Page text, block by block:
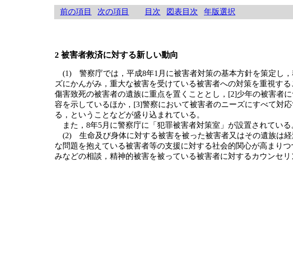
前の項目 次の項目 目次 図表目次 年版選択
2 被害者救済に対する新しい動向
(1) 警察庁では，平成8年1月に被害者対策の基本方針を策定し
ズにかんがみ，重大な被害を受けている被害者への対策を重視す
傷害致死の被害者の遺族に重点を置くこととし，[2]少年の被害者
容を示しているほか，[3]警察において被害者のニーズにすべて対
る，ということなどが盛り込まれている。
また，8年5月に警察庁に「犯罪被害者対策室」が設置されている
(2) 生命及び身体に対する被害を被った被害者又はその遺族は経
な問題を抱えている被害者等の支援に対する社会的関心が高まり
みなどの相談，精神的被害を被っている被害者に対するカウンセ